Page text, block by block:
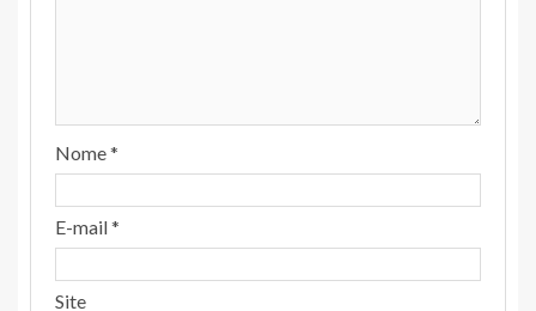
Nome*
E-mail*
Site